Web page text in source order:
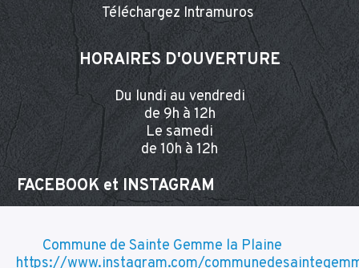
Téléchargez Intramuros
HORAIRES D'OUVERTURE
Du lundi au vendredi
de 9h à 12h
Le samedi
de 10h à 12h
FACEBOOK et INSTAGRAM
Commune de Sainte Gemme la Plaine
https://www.instagram.com/